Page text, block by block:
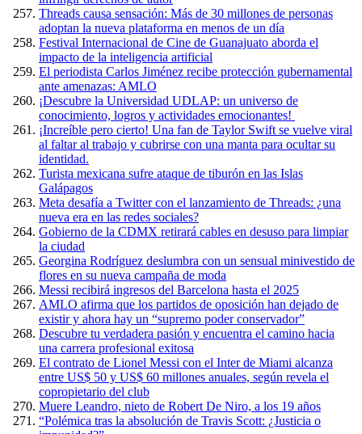
Threads causa sensación: Más de 30 millones de personas
adoptan la nueva plataforma en menos de un día
Festival Internacional de Cine de Guanajuato aborda el
impacto de la inteligencia artificial
El periodista Carlos Jiménez recibe protección gubernamental
ante amenazas: AMLO
¡Descubre la Universidad UDLAP: un universo de
conocimiento, logros y actividades emocionantes!
¡Increíble pero cierto! Una fan de Taylor Swift se vuelve viral
al faltar al trabajo y cubrirse con una manta para ocultar su
identidad.
Turista mexicana sufre ataque de tiburón en las Islas
Galápagos
Meta desafía a Twitter con el lanzamiento de Threads: ¿una
nueva era en las redes sociales?
Gobierno de la CDMX retirará cables en desuso para limpiar
la ciudad
Georgina Rodríguez deslumbra con un sensual minivestido de
flores en su nueva campaña de moda
Messi recibirá ingresos del Barcelona hasta el 2025
AMLO afirma que los partidos de oposición han dejado de
existir y ahora hay un “supremo poder conservador”
Descubre tu verdadera pasión y encuentra el camino hacia
una carrera profesional exitosa
El contrato de Lionel Messi con el Inter de Miami alcanza
entre US$ 50 y US$ 60 millones anuales, según revela el
copropietario del club
Muere Leandro, nieto de Robert De Niro, a los 19 años
“Polémica tras la absolución de Travis Scott: ¿Justicia o